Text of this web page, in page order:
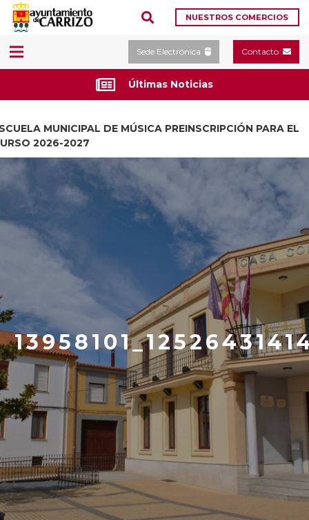
NUESTROS COMERCIOS
Sede Electrónica Contacto
Últimas Noticias
MUNICIPAL DE MÚSICA PREINSCRIPCIÓN PARA EL
2026-2027